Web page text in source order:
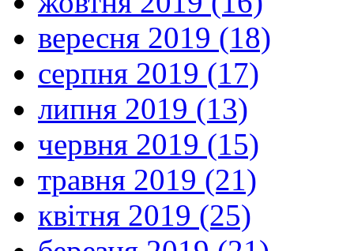
вересня 2019 (18)
серпня 2019 (17)
липня 2019 (13)
червня 2019 (15)
травня 2019 (21)
квітня 2019 (25)